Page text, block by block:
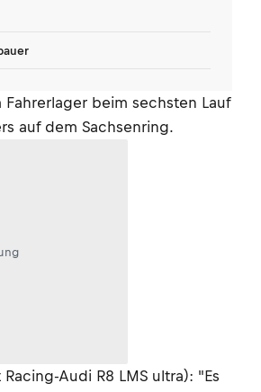
Fahrerlager beim sechsten Lauf
auf dem Sachsenring.
Audi R8 LMS ultra): "Es